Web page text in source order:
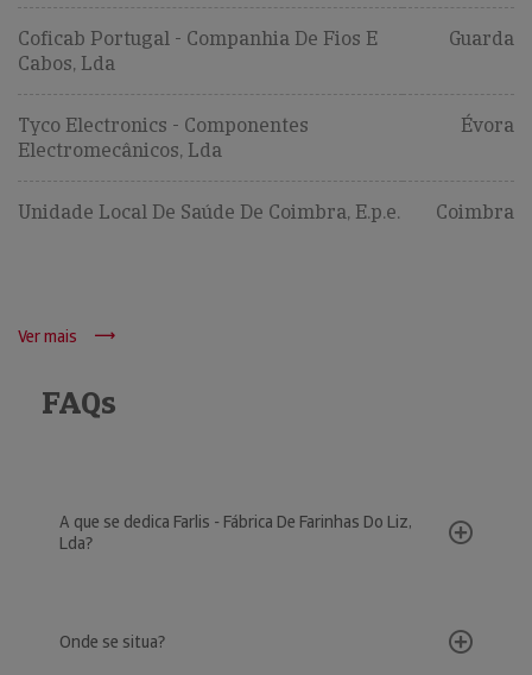
Coficab Portugal - Companhia De Fios E
Cabos, Lda
Guarda
Tyco Electronics - Componentes
Electromecânicos, Lda
Évora
Unidade Local De Saúde De Coimbra, E.p.e. Coimbra
Ver mais
FAQs
A que se dedica Farlis - Fábrica De Farinhas Do Liz,
Lda?
Onde se situa?